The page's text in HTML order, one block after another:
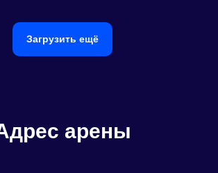
Загрузить ещё
арены